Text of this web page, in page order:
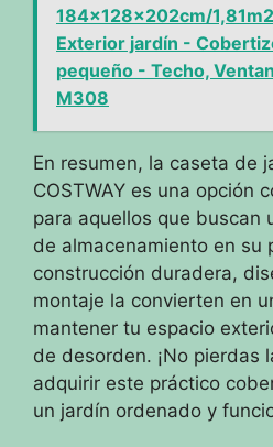
184x128x202cm/
Exterior jardín -
pequeño - Techo,
M308
En resumen, la caseta de
COSTWAY es una opción
para aquellos que buscan
de almacenamiento en su
construcción duradera,
montaje la convierten en
mantener tu espacio
de desorden. ¡No pierdas
adquirir este práctico
un jardín ordenado y